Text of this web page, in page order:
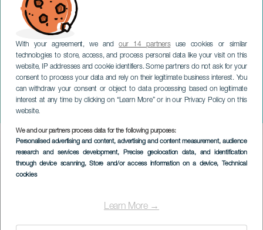
With your agreement, we andour 14 partnersuse cookies or similar
technologies to store, access, and process personal data like your visit on this
website, IP addresses and cookie identifiers. Some partners do not ask for your
consent to process your data and rely on their legitimate business interest. You
can withdraw your consent or object to data processing based on legitimate
interest at any time by clicking on “Learn More” or in our Privacy Policy on this
website.
We and our partners process data for the following purposes:
Personalised advertising and content, advertising and content measurement, audience
research and services development, Precise geolocation data, and identification
through device scanning, Store and/or access information on a device, Technical
cookies
Learn More →
Holi festival
LANZAROTE
Imagen
Listado